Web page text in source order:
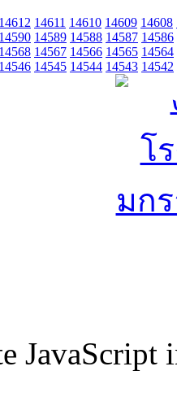
14612 14611 14610 14609 14608
14590 14589 14588 14587 14586
14568 14567 14566 14565 14564
14546 14545 14544 14543 14542